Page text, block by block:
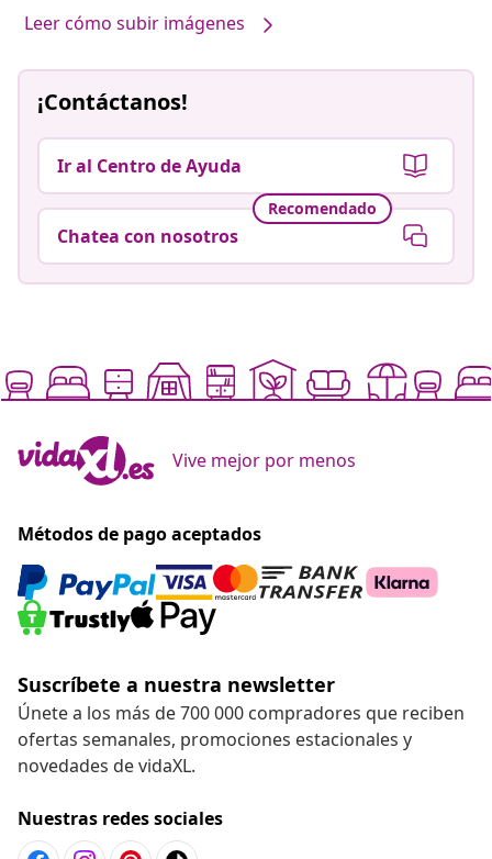
Leer cómo subir imágenes
¡Contáctanos!
Ir al Centro de Ayuda
Recomendado
Chatea con nosotros
Vive mejor por menos
Métodos de pago aceptados
Suscríbete a nuestra newsletter
Únete a los más de 700 000 compradores que reciben
ofertas semanales, promociones estacionales y
novedades de vidaXL.
Nuestras redes sociales